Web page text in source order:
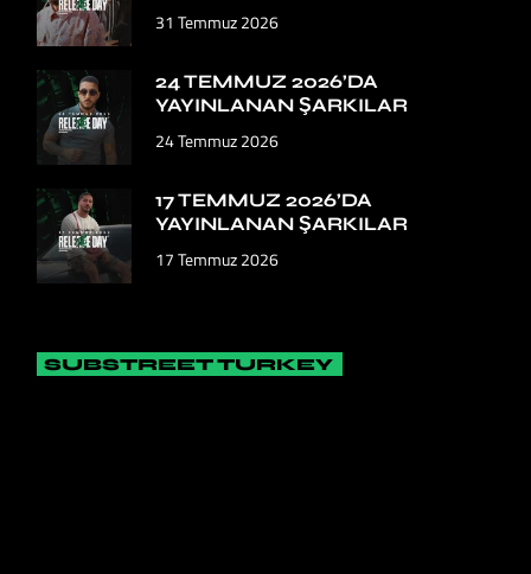
31 Temmuz 2026
24 TEMMUZ 2026’DA
YAYINLANAN ŞARKILAR
24 Temmuz 2026
17 TEMMUZ 2026’DA
YAYINLANAN ŞARKILAR
17 Temmuz 2026
SUBSTREET TURKEY